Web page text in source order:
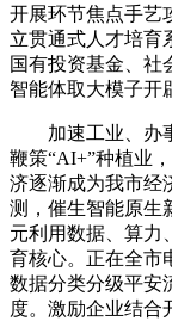
开展环节焦点手艺
立贯通式人才培育
国有投资基金、社
智能体取大模子开
加速工业、办事
鞭策“AI+”种植业
济逐渐成为我市经
测，催生智能原生
元利用数据、算力
育核心。正在全市
数据分类分级平安
度。激励企业结合